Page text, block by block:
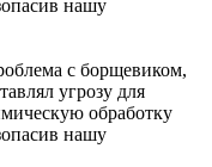
нашу
с борщевиком,
угрозу для
обработку
нашу